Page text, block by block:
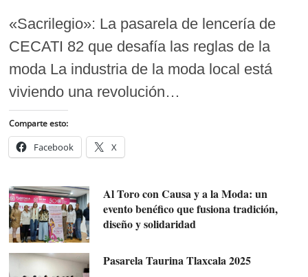
«Sacrilegio»: La pasarela de lencería de
CECATI 82 que desafía las reglas de la
moda La industria de la moda local está
viviendo una revolución…
Comparte esto:
Facebook X
Al Toro con Causa y a la Moda: un
evento benéfico que fusiona tradición,
diseño y solidaridad
Pasarela Taurina Tlaxcala 2025